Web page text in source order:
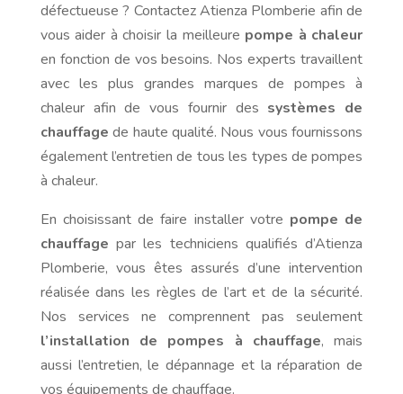
défectueuse ? Contactez Atienza Plomberie afin de
vous aider à choisir la meilleure pompe à chaleur
en fonction de vos besoins. Nos experts travaillent
avec les plus grandes marques de pompes à
chaleur afin de vous fournir des systèmes de
chauffage de haute qualité. Nous vous fournissons
également l’entretien de tous les types de pompes
à chaleur.
En choisissant de faire installer votre pompe de
chauffage par les techniciens qualifiés d’Atienza
Plomberie, vous êtes assurés d’une intervention
réalisée dans les règles de l’art et de la sécurité.
Nos services ne comprennent pas seulement
l’installation de pompes à chauffage, mais
aussi l’entretien, le dépannage et la réparation de
vos équipements de chauffage.